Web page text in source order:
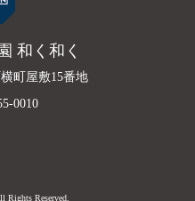
和く和く
町屋敷15番地
0010
Reserved.